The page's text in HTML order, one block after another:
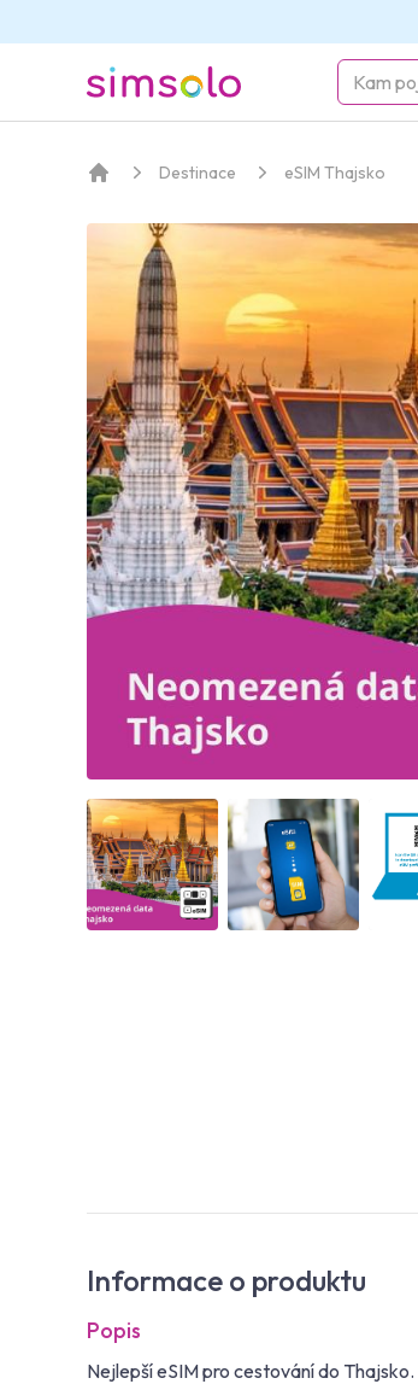
simsolo
Destinace eSIM Thajsko
Angled view Angled view
Informace o produktu
Popis
Nejlepší eSIM pro cestování do